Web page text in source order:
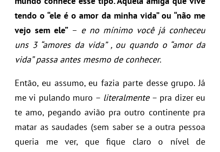
tendo o “ele é o amor da minha vida” ou “não me
vejo sem ele” – e no mínimo você já conheceu
uns 3 “amores da vida” , ou quando o “amor da
vida” passa antes mesmo de conhecer.
Então, eu assumo, eu fazia parte desse grupo. Já
me vi pulando muro – literalmente– pra dizer eu
te amo, pegando avião pra outro continente pra
matar as saudades (sem saber se a outra pessoa
queria me ver, que fique claro o nível de